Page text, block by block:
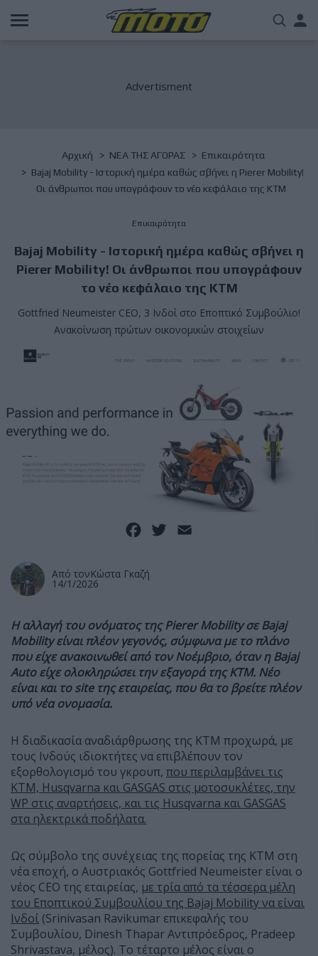
Παράκαμψη
προς
Breadcrumb
Αρχική NΕΑ ΤΗΣ ΑΓΟΡΑΣ
Επικαιρότητα
Bajaj Mobility - Ιστορική ημέρα καθώς σβήνει η Pierer Mobility!
Οι άνθρωποι που υπογράφουν το νέο κεφάλαιο της ΚΤΜ
Επικαιρότητα
Bajaj Mobility - Ιστορική ημέρα καθώς σβήνει η
Pierer Mobility! Οι άνθρωποι που υπογράφουν
το νέο κεφάλαιο της ΚΤΜ
Gottfried Neumeister CEO, 3 Ινδοί στο Εποπτικό Συμβούλιο!
Ανακοίνωση πρώτων οικονομικών στοιχείων
Facebook
Twitter
Από τονΚώστα Γκαζή
14/1/2026
Η αλλαγή του ονόματος της Pierer Mobility σε Bajaj
Mobility είναι πλέον γεγονός, σύμφωνα με το πλάνο
που είχε ανακοινωθεί από τον Νοέμβριο, όταν η Bajaj
Auto είχε ολοκληρώσει την εξαγορά της ΚΤΜ. Νέο
είναι και το site της εταιρείας, που θα το βρείτε πλέον
υπό νέα ονομασία.
Η διαδικασία αναδιάρθρωσης της ΚΤΜ προχωρά, με
τους Ινδούς ιδιοκτήτες να επιβλέπουν τον
εξορθολογισμό του γκρουπ, που περιλαμβάνει τις
KTM, Husqvarna και GASGAS στις μοτοσυκλέτες, την
WP στις αναρτήσεις, και τις Husqvarna και GASGAS
στα ηλεκτρικά ποδήλατα.
Ως σύμβολο της συνέχειας της πορείας της ΚΤΜ στη
νέα εποχή, ο Αυστριακός Gottfried Neumeister είναι ο
νέος CEO της εταιρείας, με τρία από τα τέσσερα μέλη
του Εποπτικού Συμβουλίου της Bajaj Mobility να είναι
Ινδοί (Srinivasan Ravikumar επικεφαλής του
Συμβουλίου, Dinesh Thapar Αντιπρόεδρος, Pradeep
Shrivastava, μέλος). Το τέταρτο μέλος είναι ο